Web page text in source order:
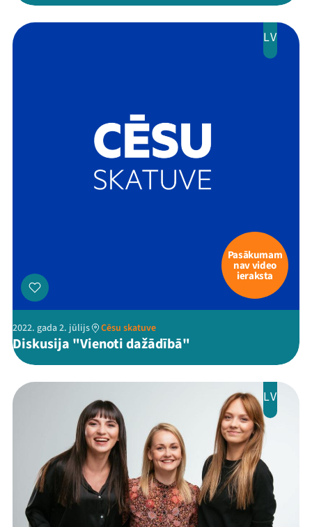
Ziedo
Instagram
Flick TikTok
LV
Pasākumam
nav video
ieraksta
2022. gada 2. jūlijs Cēsu skatuve
Diskusija "Vienoti dažādībā"
LV